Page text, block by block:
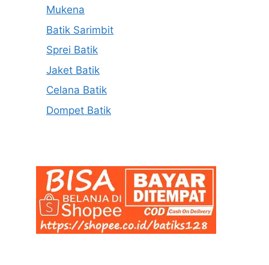
Mukena
Batik Sarimbit
Sprei Batik
Jaket Batik
Celana Batik
Dompet Batik